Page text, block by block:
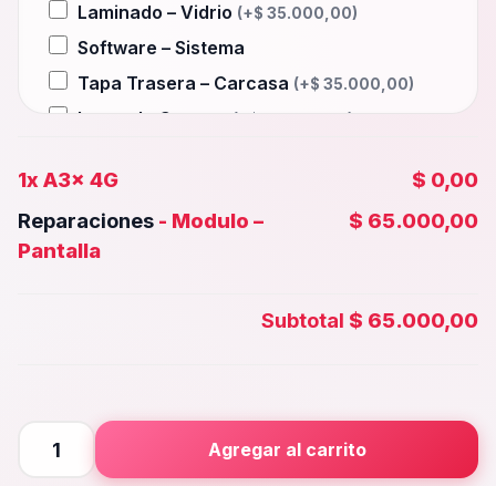
Laminado – Vidrio (+$ 35.000,00)
Software – Sistema
Tapa Trasera – Carcasa (+$ 35.000,00)
Lente de Camara
Wifi – Señal – Antena
Camara Trasera(+$ 40.000,00
Camara frontal, Selfie – Face id
(+$31.000,00
Placa Principal
1x A3x 4G
$ 0,00
Reparaciones - Modulo –
Pantalla
$ 65.000,00
Subtotal $ 65.000,00
Agregar al carrito